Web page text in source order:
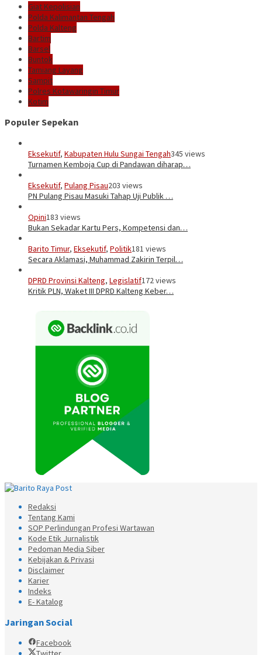
Giat Kepolisian
Polda Kalimantan Tengah
Polda Kalteng
Bartim
Barsel
Buntok
Tamiang Layang
Sampit
Polres Kotawaringin Timur
Kotim
Populer Sepekan
Eksekutif, Kabupaten Hulu Sungai Tengah345 views
Turnamen Kemboja Cup di Pandawan diharap…
Eksekutif, Pulang Pisau203 views
PN Pulang Pisau Masuki Tahap Uji Publik …
Opini183 views
Bukan Sekadar Kartu Pers, Kompetensi dan…
Barito Timur, Eksekutif, Politik181 views
Secara Aklamasi, Muhammad Zakirin Terpil…
DPRD Provinsi Kalteng, Legislatif172 views
Kritik PLN, Waket III DPRD Kalteng Keber…
Redaksi
Tentang Kami
SOP Perlindungan Profesi Wartawan
Kode Etik Jurnalistik
Pedoman Media Siber
Kebijakan & Privasi
Disclaimer
Karier
Indeks
E- Katalog
Jaringan Social
Facebook